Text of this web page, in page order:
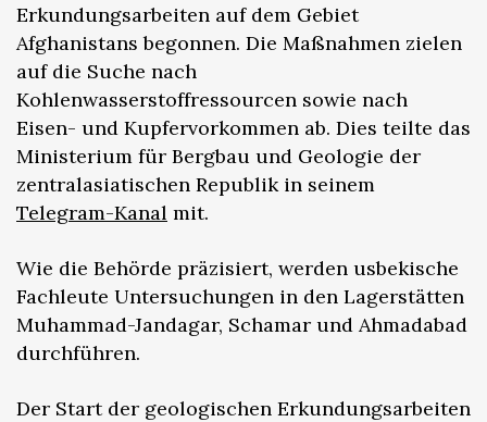
Erkundungsarbeiten auf dem Gebiet
Afghanistans begonnen. Die Maßnahmen zielen
auf die Suche nach
Kohlenwasserstoffressourcen sowie nach
Eisen- und Kupfervorkommen ab. Dies teilte das
Ministerium für Bergbau und Geologie der
zentralasiatischen Republik in seinem
Telegram-Kanal mit.
Wie die Behörde präzisiert, werden usbekische
Fachleute Untersuchungen in den Lagerstätten
Muhammad-Jandagar, Schamar und Ahmadabad
durchführen.
Der Start der geologischen Erkundungsarbeiten